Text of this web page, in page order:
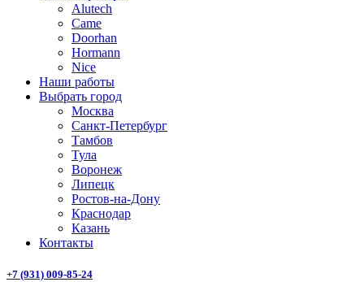
Alutech
Came
Doorhan
Hormann
Nice
Наши работы
Выбрать город
Москва
Санкт-Петербург
Тамбов
Тула
Воронеж
Липецк
Ростов-на-Дону
Краснодар
Казань
Контакты
+7 (931) 009-85-24